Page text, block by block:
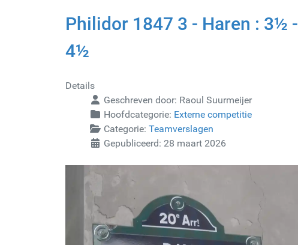
Philidor 1847 3 - Haren : 3½ -
4½
Details
Geschreven door: Raoul Suurmeijer
Hoofdcategorie: Externe competitie
Categorie: Teamverslagen
Gepubliceerd: 28 maart 2026